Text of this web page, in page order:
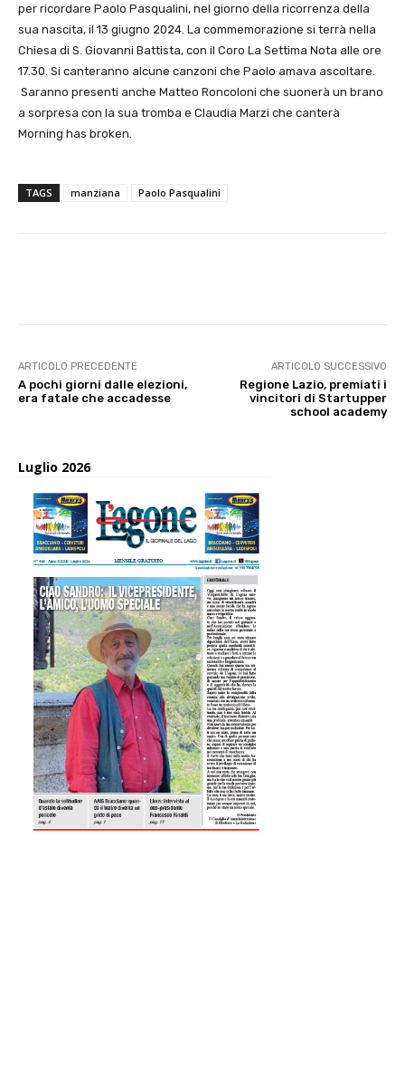
per ricordare Paolo Pasqualini, nel giorno della ricorrenza della
sua nascita, il 13 giugno 2024. La commemorazione si terrà nella
Chiesa di S. Giovanni Battista, con il Coro La Settima Nota alle ore
17.30. Si canteranno alcune canzoni che Paolo amava ascoltare.
Saranno presenti anche Matteo Roncoloni che suonerà un brano
a sorpresa con la sua tromba e Claudia Marzi che canterà
Morning has broken.
TAGS manziana Paolo Pasqualini
ARTICOLO PRECEDENTE
A pochi giorni dalle elezioni,
era fatale che accadesse
ARTICOLO SUCCESSIVO
Regione Lazio, premiati i
vincitori di Startupper
school academy
Luglio 2026